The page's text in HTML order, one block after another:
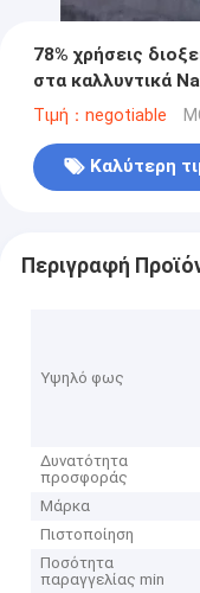
78% χρήσεις
στα καλλυντικά
Τιμή：negotiable
Καλύτερη
Περιγραφή
Υψηλό φως
Δυνατότητα
προσφοράς
Μάρκα
Πιστοποίηση
Ποσότητα
παραγγελίας min